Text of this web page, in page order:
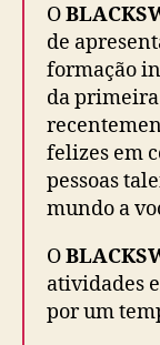
O
de
formação
da
felizes em
pessoas
mundo a
O
atividades
por um